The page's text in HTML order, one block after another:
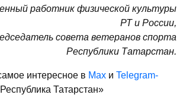
работник физической культуры
РТ и России,
совета ветеранов спорта
Республики Татарстан.
интересное в Max и Telegram-
Татарстан»